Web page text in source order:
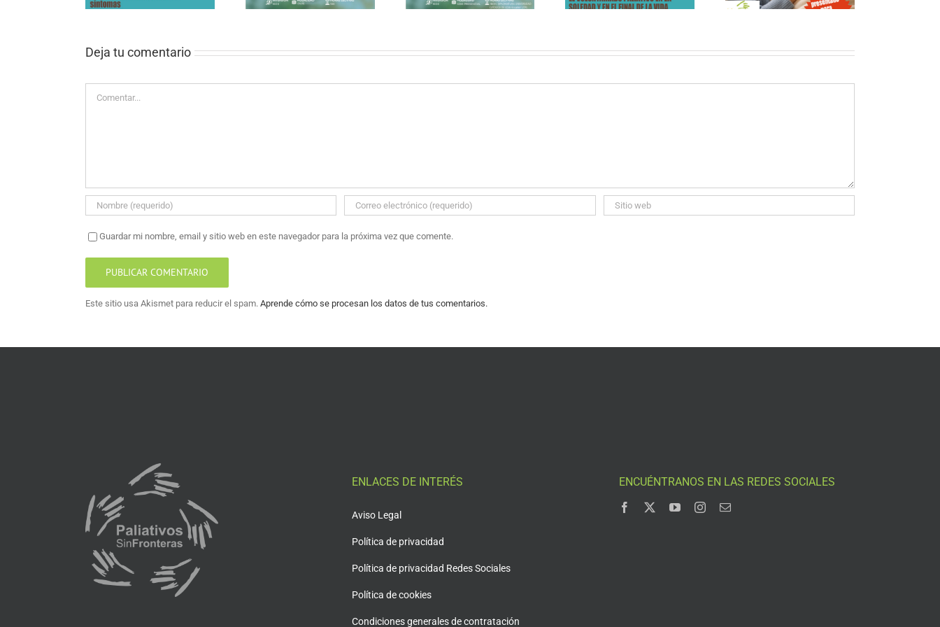
Deja tu comentario
Guardar mi nombre, email y sitio web en este navegador para la próxima vez que comente.
Este sitio usa Akismet para reducir el spam. Aprende cómo se procesan los datos de tus comentarios.
ENLACES DE INTERÉS
Aviso Legal
Política de privacidad
Política de privacidad Redes Sociales
Política de cookies
Condiciones generales de contratación
ENCUÉNTRANOS EN LAS REDES SOCIALES